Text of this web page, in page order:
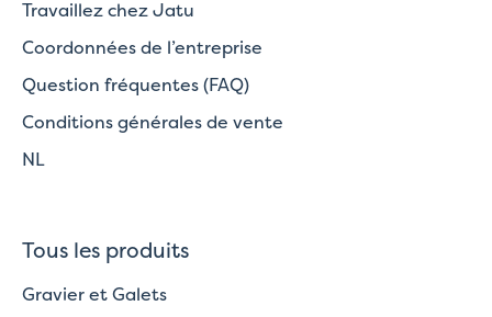
Travaillez chez Jatu
Coordonnées de l’entreprise
Question fréquentes (FAQ)
Conditions générales de vente
NL
Tous les produits
Gravier et Galets